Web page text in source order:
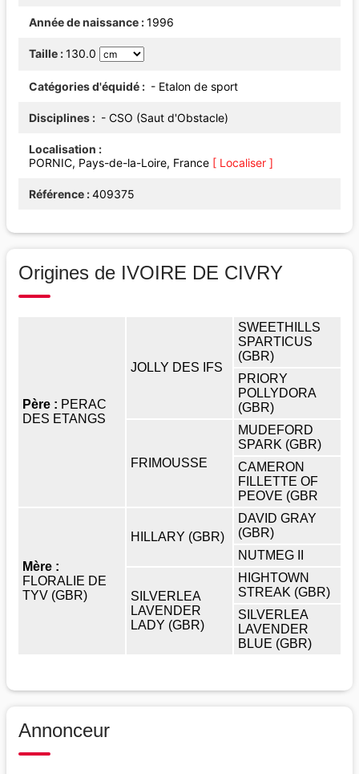
Année de naissance 1996
Taille 130.0
Catégories d'équidé - Etalon de sport
Disciplines - CSO (Saut d'Obstacle)
Localisation
PORNIC, Pays-de-la-Loire, France [ Localiser ]
Référence 409375
Origines de IVOIRE DE CIVRY
Père : PERAC
DES ETANGS
JOLLY DES IFS
SWEETHILLS
SPARTICUS
(GBR)
PRIORY
POLLYDORA
(GBR)
FRIMOUSSE
MUDEFORD
SPARK (GBR)
CAMERON
FILLETTE OF
PEOVE (GBR
Mère :
FLORALIE DE
TYV (GBR)
HILLARY (GBR)
DAVID GRAY
(GBR)
NUTMEG II
SILVERLEA
LAVENDER
LADY (GBR)
HIGHTOWN
STREAK (GBR)
SILVERLEA
LAVENDER
BLUE (GBR)
Annonceur